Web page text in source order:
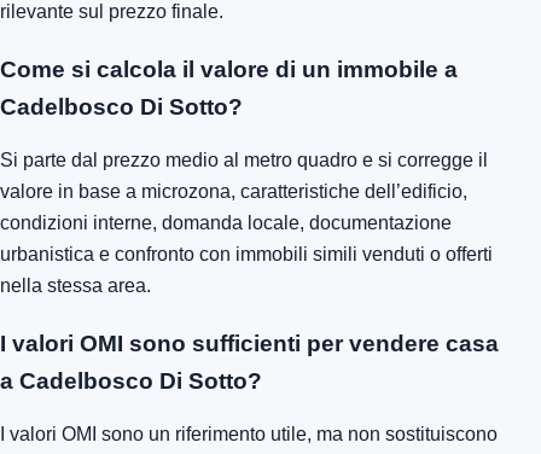
rilevante sul prezzo finale.
Come si calcola il valore di un immobile a
Cadelbosco Di Sotto?
Si parte dal prezzo medio al metro quadro e si corregge il
valore in base a microzona, caratteristiche dell’edificio,
condizioni interne, domanda locale, documentazione
urbanistica e confronto con immobili simili venduti o offerti
nella stessa area.
I valori OMI sono sufficienti per vendere casa
a Cadelbosco Di Sotto?
I valori OMI sono un riferimento utile, ma non sostituiscono